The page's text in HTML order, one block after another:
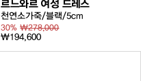
르느와르 여성 드레스
천연소가죽/블랙/5cm
30%₩278,000
₩194,600